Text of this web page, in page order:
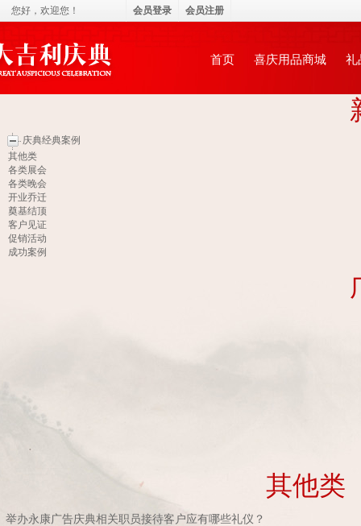
永康市大吉利庆典礼仪服务有限公司
首页 喜庆用品商城 礼
庆典经典案例
其他类
各类展会
各类晚会
开业乔迁
奠基结顶
客户见证
促销活动
成功案例
其他类
举办永康广告庆典相关职员接待客户应有哪些礼仪？
您好， 欢迎您！ 会员登录 会员注册